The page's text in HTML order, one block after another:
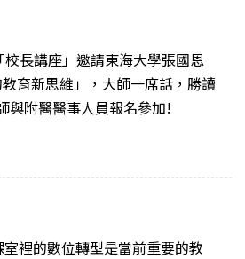
校長講座」邀請東海大學張國恩
育新思維」，大師一席話，勝讀
與附醫醫事人員報名參加!
室裡的數位轉型是當前重要的教